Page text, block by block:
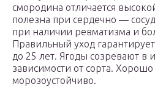
смородина отличается
полезна при сердечно —
при наличии ревматизма и
Правильный уход
до 25 лет. Ягоды созревают в
зависимости от сорта. Хорошо
морозоустойчиво.